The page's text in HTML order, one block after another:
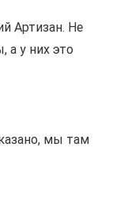
Артизан. Не
а у них это
мы там